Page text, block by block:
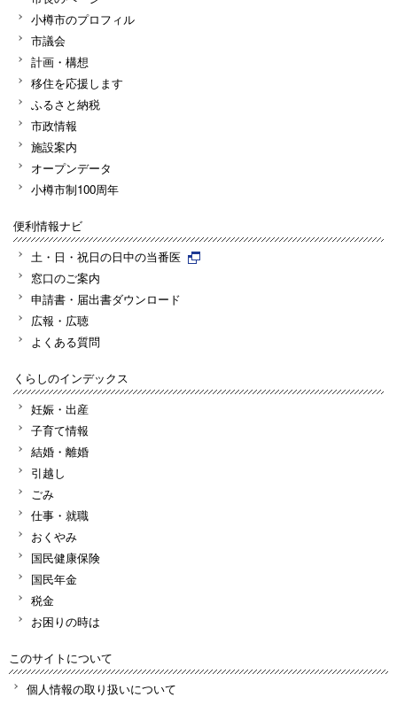
小樽市のプロフィル
市議会
計画・構想
移住を応援します
ふるさと納税
市政情報
施設案内
オープンデータ
小樽市制100周年
便利情報ナビ
土・日・祝日の日中の当番医
窓口のご案内
申請書・届出書ダウンロード
広報・広聴
よくある質問
くらしのインデックス
妊娠・出産
子育て情報
結婚・離婚
引越し
ごみ
仕事・就職
おくやみ
国民健康保険
国民年金
税金
お困りの時は
このサイトについて
個人情報の取り扱いについて